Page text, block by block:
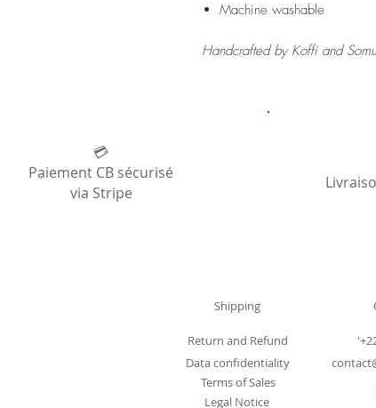
Machine washable
Handcrafted by Koffi and
💳
Paiement CB sécurisé
via Stripe
Shipping
Return and Refund
Data confidentiality
Terms of Sales
Legal Notice